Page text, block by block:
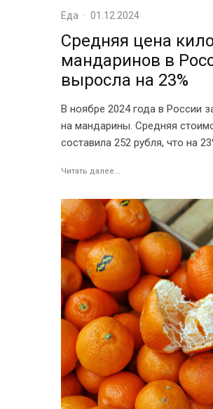
Еда · 01.12.2024
Средняя цена
мандаринов в
выросла на 23%
В ноябре 2024 года в России
на мандарины. Средняя
составила 252 рубля, что на
Читать далее...